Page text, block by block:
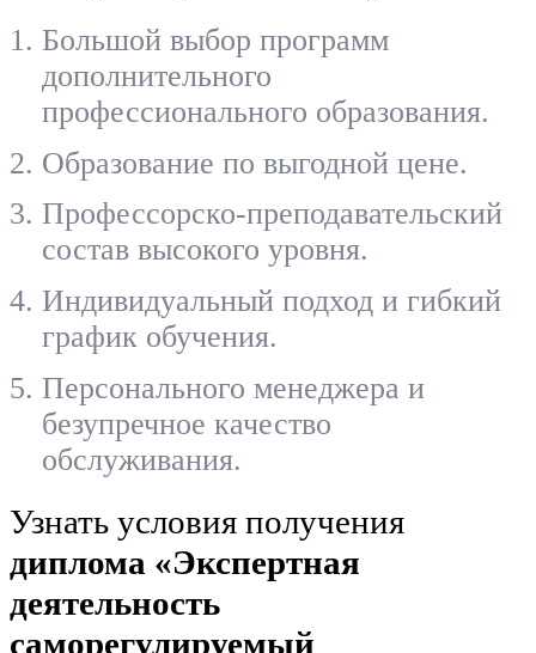
Большой выбор программ
дополнительного
профессионального образования.
Образование по выгодной цене.
Профессорско-преподавательский
состав высокого уровня.
Индивидуальный подход и гибкий
график обучения.
Персонального менеджера и
безупречное качество
обслуживания.
Узнать условия получения
диплома «Экспертная
деятельность
саморегулируемый